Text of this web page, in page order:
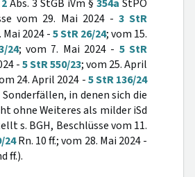
2Abs. 3 StGB iVm § 354a StPO
vom 29. Mai 2024 - 3 StR
2024 -5 StR 26/24; vom 15.
24; vom 7. Mai 2024 - 5 StR
-5 StR 550/23; vom 25. April
24. April 2024 -5 StR 136/24
Sonderfällen, in denen sich die
ohne Weiteres als milder iSd
s. BGH, Beschlüsse vom 11.
24Rn. 10 ff.; vom 28. Mai 2024 -
ff.).